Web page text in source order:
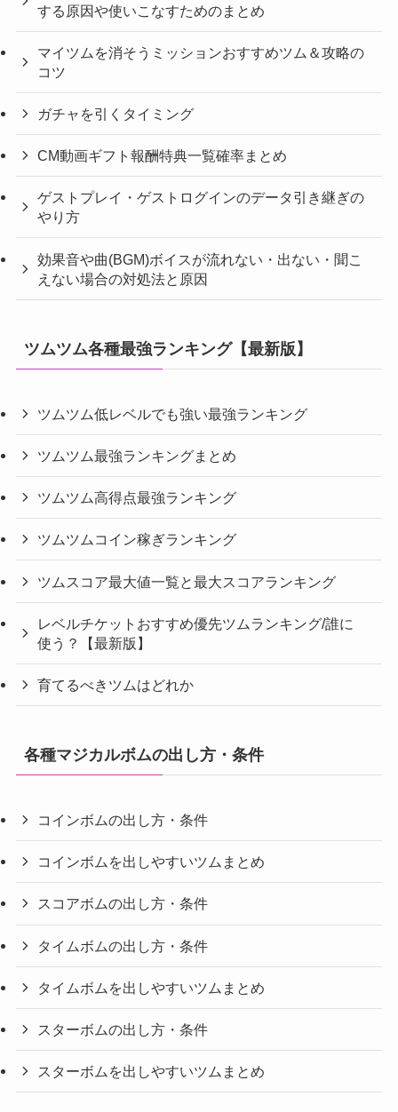
する原因や使いこなすためのまとめ
マイツムを消そうミッションおすすめツム＆攻略の
コツ
ガチャを引くタイミング
CM動画ギフト報酬特典一覧確率まとめ
ゲストプレイ・ゲストログインのデータ引き継ぎの
やり方
効果音や曲(BGM)ボイスが流れない・出ない・聞こ
えない場合の対処法と原因
ツムツム各種最強ランキング【最新版】
ツムツム低レベルでも強い最強ランキング
ツムツム最強ランキングまとめ
ツムツム高得点最強ランキング
ツムツムコイン稼ぎランキング
ツムスコア最大値一覧と最大スコアランキング
レベルチケットおすすめ優先ツムランキング/誰に
使う？【最新版】
育てるべきツムはどれか
各種マジカルボムの出し方・条件
コインボムの出し方・条件
コインボムを出しやすいツムまとめ
スコアボムの出し方・条件
タイムボムの出し方・条件
タイムボムを出しやすいツムまとめ
スターボムの出し方・条件
スターボムを出しやすいツムまとめ